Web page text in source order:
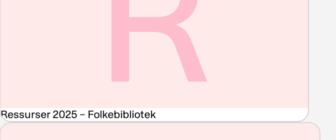
Ressurser 2025 – Folkebibliotek